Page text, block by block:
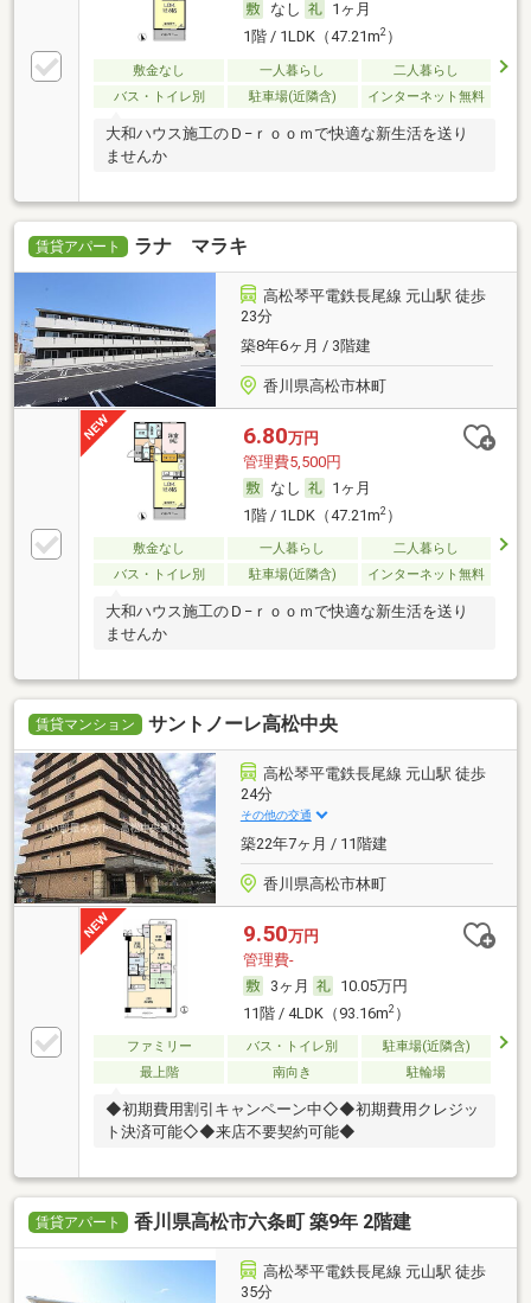
なし
1ヶ月
1階 / 1LDK（47.21m2）
敷金なし 一人暮らし
二人暮らし
バス・トイレ別
駐車場(近隣含) インターネット無料
大和ハウス施工のＤ−ｒｏｏｍで快適な新生活を送り
ませんか
賃貸アパート ラナ マラキ
高松琴平電鉄長尾線 元山駅 徒歩
23分
築8年6ヶ月 / 3階建
香川県高松市林町
6.80万円
管理費5,500円
なし
1ヶ月
1階 / 1LDK（47.21m2）
敷金なし 一人暮らし
二人暮らし
バス・トイレ別
駐車場(近隣含) インターネット無料
大和ハウス施工のＤ−ｒｏｏｍで快適な新生活を送り
ませんか
賃貸マンション サントノーレ高松中央
高松琴平電鉄長尾線 元山駅 徒歩
24分
その他の交通
築22年7ヶ月 / 11階建
香川県高松市林町
9.50万円
管理費-
3ヶ月
10.05万円
11階 / 4LDK（93.16m2）
ファミリー バス・トイレ別
駐車場(近隣含)
最上階
南向き 駐輪場
◆初期費用割引キャンペーン中◇◆初期費用クレジッ
ト決済可能◇◆来店不要契約可能◆
賃貸アパート 香川県高松市六条町 築9年 2階建
高松琴平電鉄長尾線 元山駅 徒歩
35分